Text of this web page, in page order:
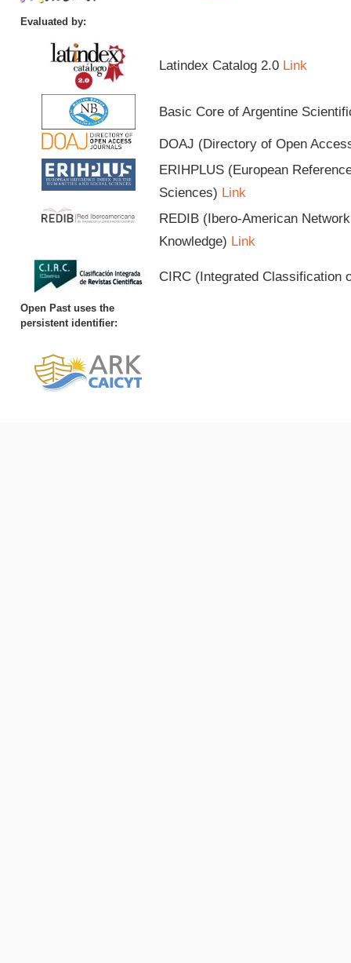
Evaluated by:
Latindex Catalog 2.0 Link
Basic Core of Argentine
DOAJ (Directory of Open
ERIHPLUS (European
Sciences) Link
REDIB (Ibero-American
Knowledge) Link
CIRC (Integrated Classification
Open Past uses the
persistent identifier: